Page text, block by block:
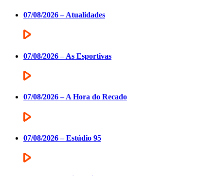
07/08/2026 – Atualidades
07/08/2026 – As Esportivas
07/08/2026 – A Hora do Recado
07/08/2026 – Estúdio 95